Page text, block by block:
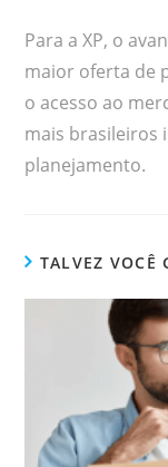
Para a XP, o
maior oferta de
o acesso ao
mais brasileiros
planejamento.
TALVEZ VOCÊ